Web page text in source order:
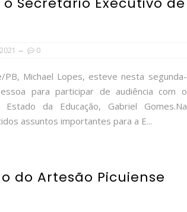
0
Michael Lopes, esteve nesta segunda-
para participar de audiência com o
da Educação, Gabriel Gomes.Na
assuntos importantes para a E...
do Artesão Picuiense